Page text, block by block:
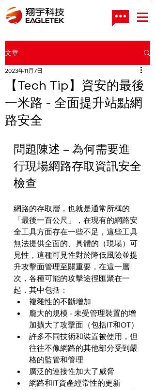
文章
【Tech Tip】資安的最後
一米路 - 全面提升站點網
路安全
2023年11月7日
問題陳述 – 為何需要進
行現場網路存取資訊安全
檢查
網路的存取層，也就是通常所稱的
「最後一百公尺」，在現有的網路安
全工具方面存在一些不足，這些工具
無法提供全面的、具體的（現場）可
見性，這種可見性對於降低風險並提
升攻擊面管理至關重要，在這一層
次，各種可能的攻擊途徑匯聚在一
起，其中包括：
複雜性的不斷增加
龐大的規模 - 未受管理裝置的增
加擴大了攻擊面（包括IT和OT）
許多不同技術和裝置被使用，但
往往不像網路的其他部分受到嚴
格的監管和管理
廣泛的連接性加大了威脅
網路和IT資產經常性的更新